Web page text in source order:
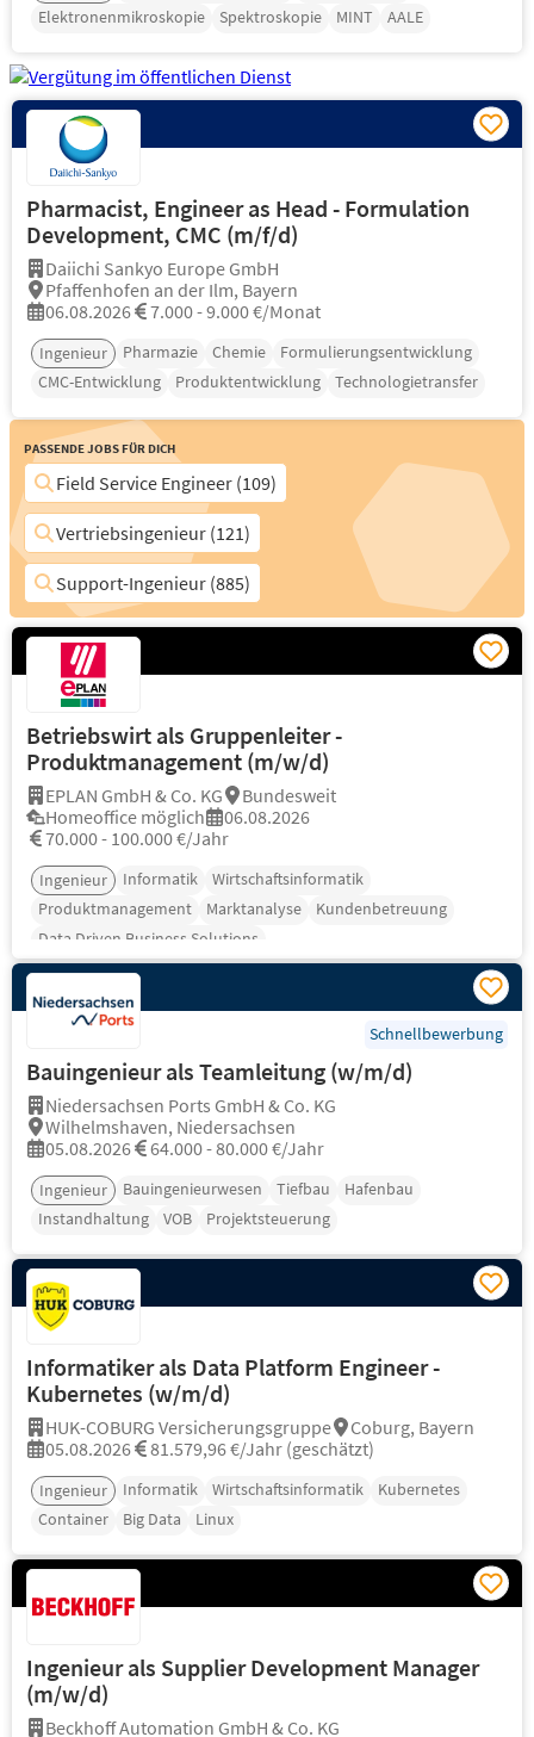
Elektronenmikroskopie
Spektroskopie MINT AALE
Pharmacist, Engineer as Head - Formulation
Development, CMC (m/f/d)
Daiichi Sankyo Europe GmbH
Pfaffenhofen an der Ilm, Bayern
06.08.2026
7.000 - 9.000 €/Monat
Ingenieur Pharmazie Chemie
Formulierungsentwicklung
CMC-Entwicklung
Produktentwicklung Technologietransfer
Passende Jobs für Dich
Field Service Engineer (109)
Vertriebsingenieur (121)
Support-Ingenieur (885)
Betriebswirt als Gruppenleiter -
Produktmanagement (m/w/d)
EPLAN GmbH & Co. KG
Bundesweit
Homeoffice möglich
06.08.2026
70.000 - 100.000 €/Jahr
Ingenieur Informatik
Wirtschaftsinformatik
Produktmanagement
Marktanalyse
Kundenbetreuung
Data Driven Business Solutions
Schnellbewerbung
Bauingenieur als Teamleitung (w/m/d)
Niedersachsen Ports GmbH & Co. KG
Wilhelmshaven, Niedersachsen
05.08.2026
64.000 - 80.000 €/Jahr
Ingenieur Bauingenieurwesen Tiefbau
Hafenbau
Instandhaltung
VOB Projektsteuerung
Informatiker als Data Platform Engineer -
Kubernetes (w/m/d)
HUK-COBURG Versicherungsgruppe
Coburg, Bayern
05.08.2026
81.579,96 €/Jahr (geschätzt)
Ingenieur Informatik Wirtschaftsinformatik
Kubernetes
Container
Big Data Linux
Ingenieur als Supplier Development Manager
(m/w/d)
Beckhoff Automation GmbH & Co. KG